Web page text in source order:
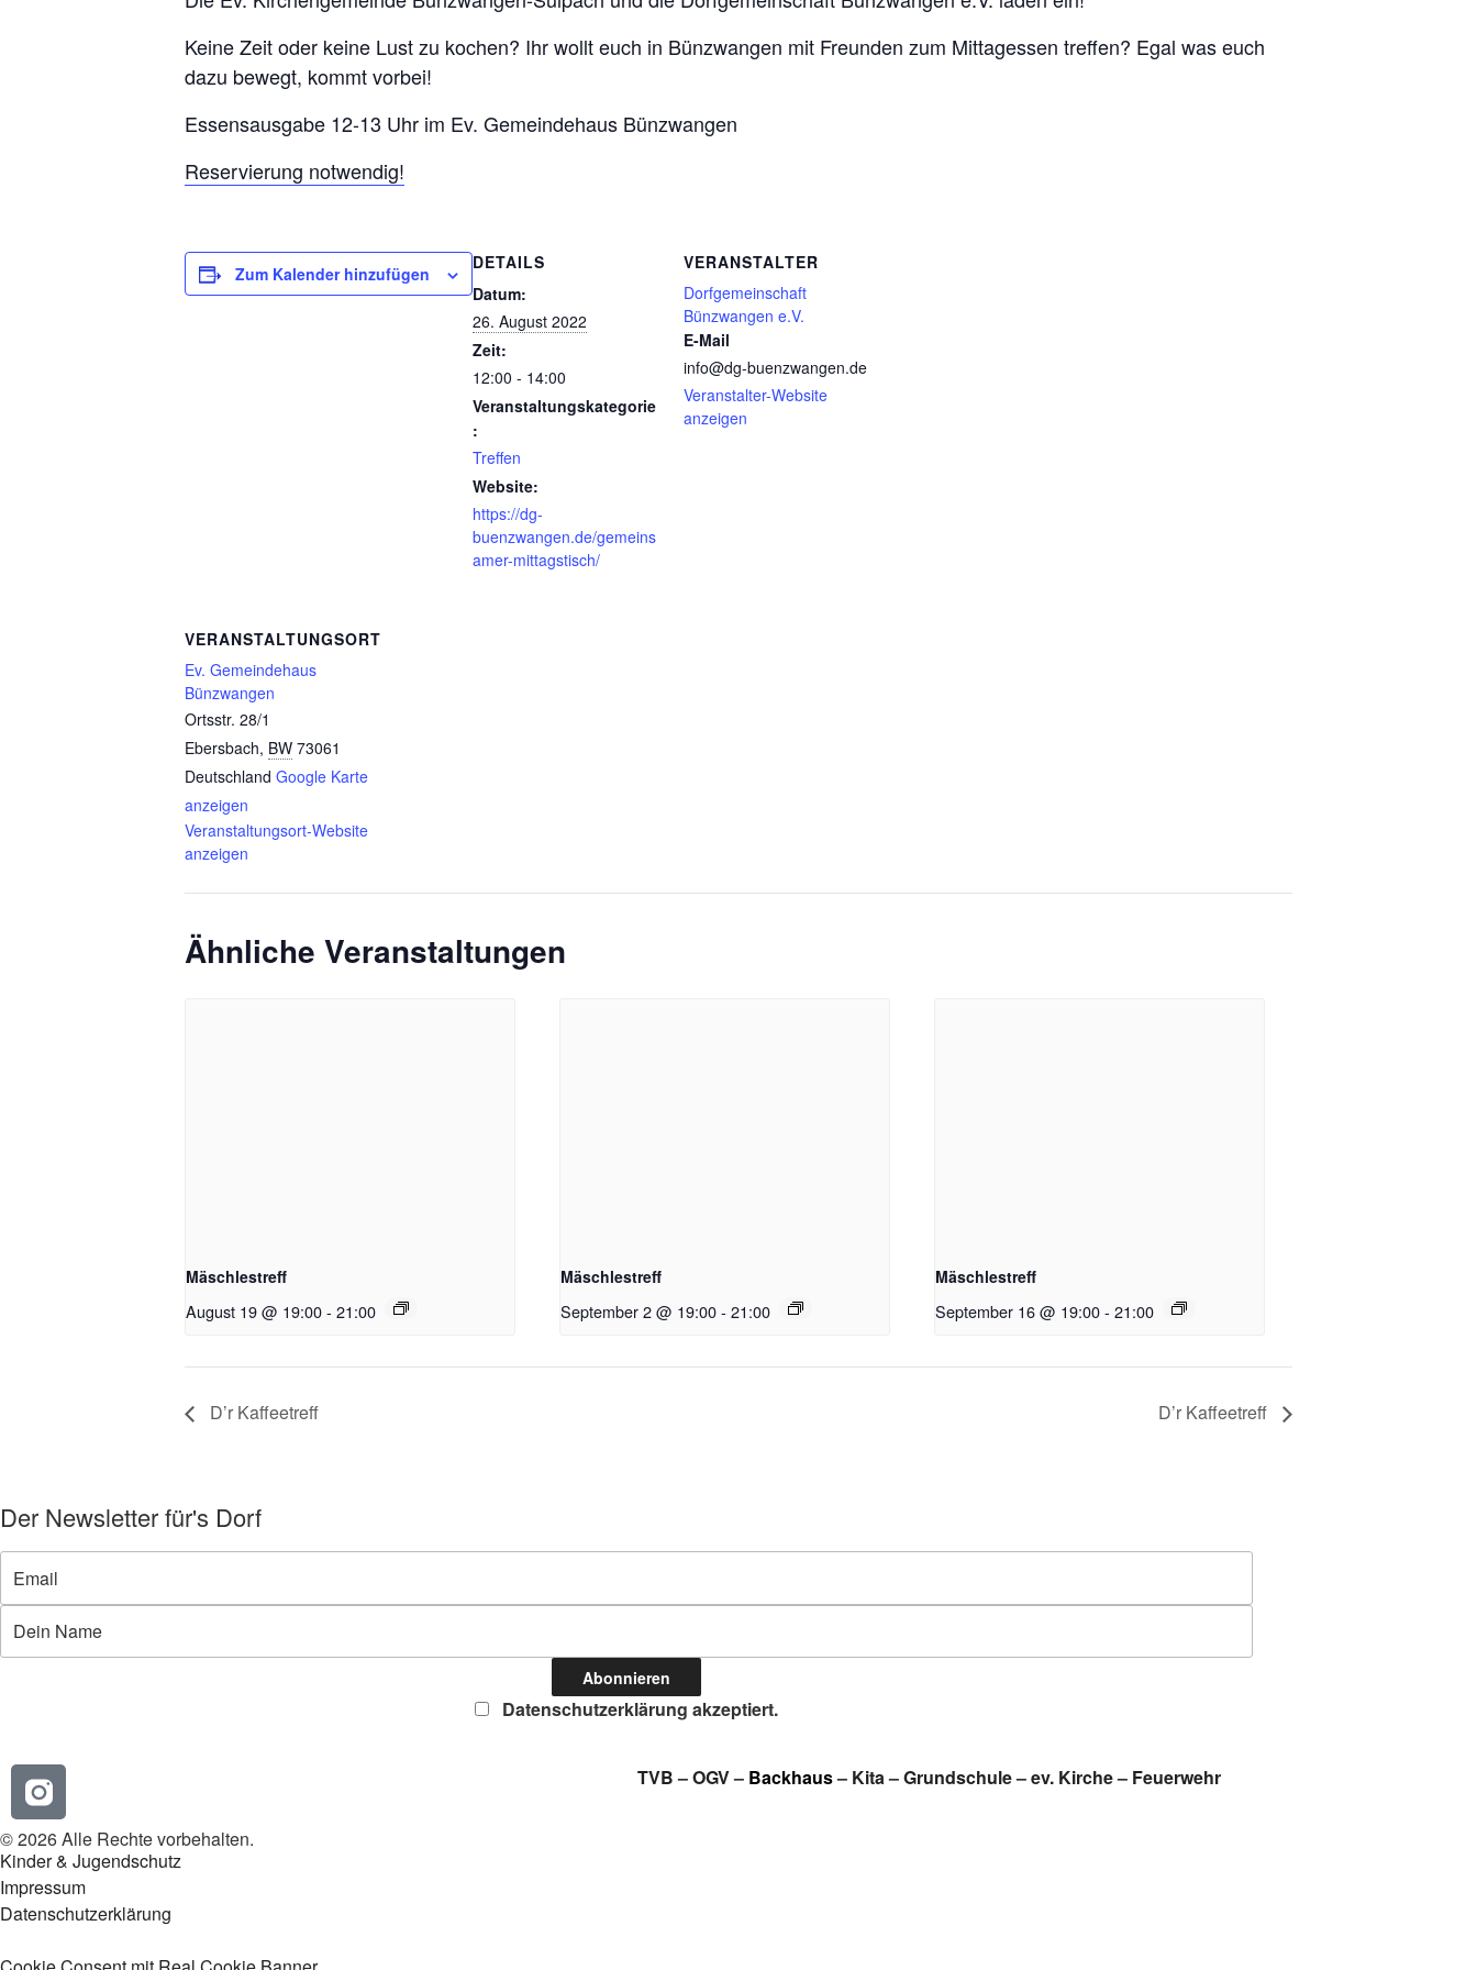
Keine Zeit oder keine Lust zu kochen? Ihr wollt euch in Bünzwangen mit Freunden zum Mittagessen treffen? Egal was euch
dazu bewegt, kommt vorbei!
Essensausgabe 12-13 Uhr im Ev. Gemeindehaus Bünzwangen
Reservierung notwendig!
Zum Kalender hinzufügen
DETAILS
Datum:
26. August 2022
Zeit:
12:00 - 14:00
Veranstaltungskategorie
:
Treffen
Website:
https://dg-
buenzwangen.de/gemeins
amer-mittagstisch/
VERANSTALTER
Dorfgemeinschaft
Bünzwangen e.V.
E-Mail
info@dg-buenzwangen.de
Veranstalter-Website
anzeigen
VERANSTALTUNGSORT
Ev. Gemeindehaus
Bünzwangen
Ortsstr. 28/1
Ebersbach, BW 73061
Deutschland Google Karte
anzeigen
Veranstaltungsort-Website
anzeigen
Ähnliche Veranstaltungen
Mäschlestreff
August 19 @ 19:00- 21:00
Mäschlestreff
September 2 @ 19:00 - 21:00
Mäschlestreff
September 16 @ 19:00 - 21:00
D’r Kaffeetreff D’r Kaffeetreff
Der Newsletter für's Dorf
Datenschutzerklärung akzeptiert.
TVB–OGV– Backhaus– Kita–Grundschule–ev. Kirche– Feuerwehr
© 2026 Alle Rechte vorbehalten.
Kinder & Jugendschutz
Impressum
Datenschutzerklärung